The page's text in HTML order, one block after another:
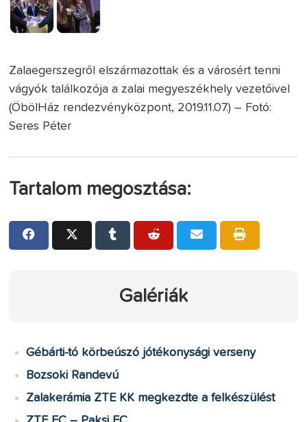
Zalaegerszegről elszármazottak és a városért tenni
vágyók találkozója a zalai megyeszékhely vezetőivel
(ÖbölHáz rendezvényközpont, 2019.11.07.) – Fotó:
Seres Péter
Tartalom megosztása:
Galériák
Gébárti-tó körbeúszó jótékonysági verseny
Bozsoki Randevú
Zalakerámia ZTE KK megkezdte a felkészülést